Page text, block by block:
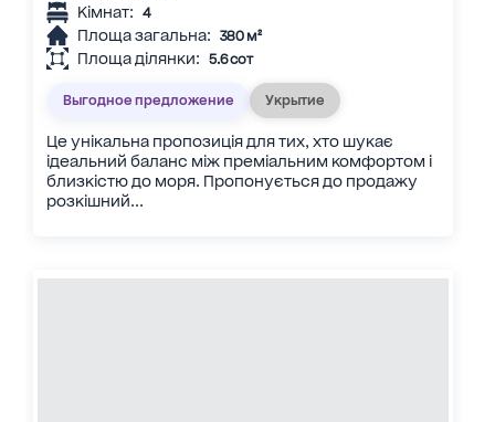
Кімнат: 4
Площа загальна: 380 м²
Площа ділянки: 5.6 сот
Выгодное предложение Укрытие
Це унікальна пропозиція для тих, хто шукає
ідеальний баланс між преміальним комфортом і
близкістю до моря. Пропонується до продажу
розкішний...